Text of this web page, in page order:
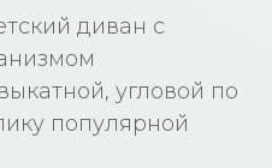
диван с
угловой по
популярной